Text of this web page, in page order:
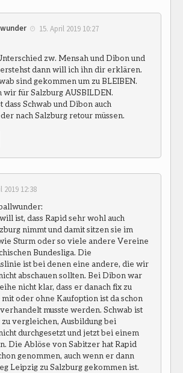
15. April 2019 10:27
zw. Mensah und Dibon und
dann will ich ihn dir erklären.
sind gekommen um zu BLEIBEN.
wir für Salzburg AUSBILDEN.
dass Schwab und Dibon auch
nach Salzburg retour müssen.
2019 12:38
ist, dass Rapid sehr wohl auch
nimmt und damit sitzen sie im
Sturm oder so viele andere Vereine
Bundesliga. Die
ist bei denen eine andere, die wir
abschauen sollten. Bei Dibon war
nicht klar, dass er danach fix zu
mit oder ohne Kaufoption ist da schon
musste werden. Schwab ist
vergleichen, Ausbildung bei
durchgesetzt und jetzt bei einem
Die Ablöse von Sabitzer hat Rapid
genommen, auch wenn er dann
Leipzig zu Salzburg gekommen ist.